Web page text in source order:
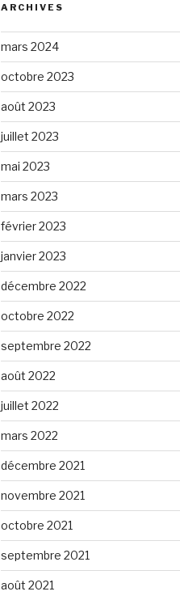
ARCHIVES
mars 2024
octobre 2023
août 2023
juillet 2023
mai 2023
mars 2023
février 2023
janvier 2023
décembre 2022
octobre 2022
septembre 2022
août 2022
juillet 2022
mars 2022
décembre 2021
novembre 2021
octobre 2021
septembre 2021
août 2021